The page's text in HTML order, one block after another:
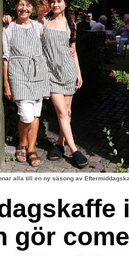
alla till en ny säsong av
gör